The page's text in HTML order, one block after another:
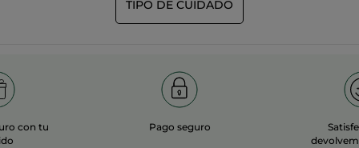
TIPO DE CUIDADO
con tu
Pago seguro